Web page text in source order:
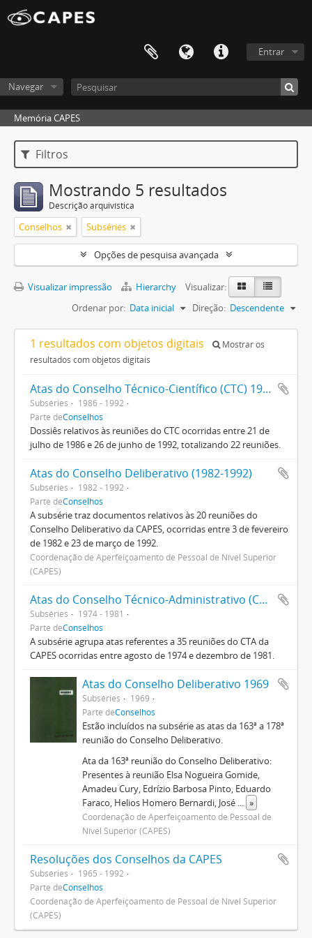
Entrar
Navegar
Memória CAPES
Filtros
Mostrando 5 resultados
Descrição arquivística
Conselhos Subséries
Opções de pesquisa avançada
Visualizar impressão Hierarchy
Visualizar:
Ordenar por: Data inicial Direção: Descendente
1 resultados com objetos digitais
Mostrar os
resultados com objetos digitais
Atas do Conselho Técnico-Científico (CTC) 1986-1992
Subséries
1986 - 1992
Parte deConselhos
Dossiês relativos às reuniões do CTC ocorridas entre 21 de
julho de 1986 e 26 de junho de 1992, totalizando 22 reuniões.
Atas do Conselho Deliberativo (1982-1992)
Subséries
1982 - 1992
Parte deConselhos
A subsérie traz documentos relativos às 20 reuniões do
Conselho Deliberativo da CAPES, ocorridas entre 3 de fevereiro
de 1982 e 23 de março de 1992.
Coordenação de Aperfeiçoamento de Pessoal de Nível Superior
(CAPES)
Atas do Conselho Técnico-Administrativo (CTA) 1974-1981
Subséries
1974 - 1981
Parte deConselhos
A subsérie agrupa atas referentes a 35 reuniões do CTA da
CAPES ocorridas entre agosto de 1974 e dezembro de 1981.
Atas do Conselho Deliberativo 1969
Subséries
1969
Parte deConselhos
Estão incluídos na subsérie as atas da 163ª a 178ª
reunião do Conselho Deliberativo.
Ata da 163ª reunião do Conselho Deliberativo:
Presentes à reunião Elsa Nogueira Gomide,
Amadeu Cury, Edrízio Barbosa Pinto, Eduardo
Faraco, Helios Homero Bernardi, José ... »
Coordenação de Aperfeiçoamento de Pessoal de
Nível Superior (CAPES)
Resoluções dos Conselhos da CAPES
Subséries
1965 - 1992
Parte deConselhos
Coordenação de Aperfeiçoamento de Pessoal de Nível Superior
(CAPES)